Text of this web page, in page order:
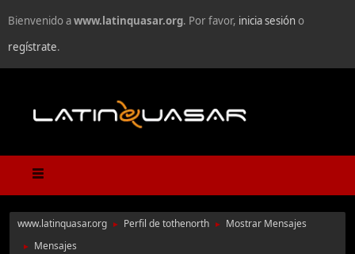
Bienvenido awww.latinquasar.org. Por favor, inicia sesióno
regístrate.
www.latinquasar.org ► Perfil de tothenorth ► Mostrar Mensajes
► Mensajes